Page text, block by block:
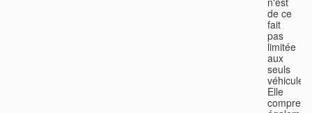
de ce
fait
pas
limitée
aux
seuls
véhicules.
Elle
comprend